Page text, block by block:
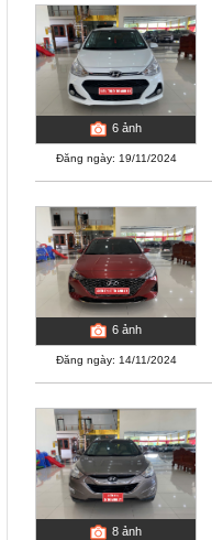
6 ảnh
Đăng ngày: 19/11/2024
6 ảnh
Đăng ngày: 14/11/2024
8 ảnh